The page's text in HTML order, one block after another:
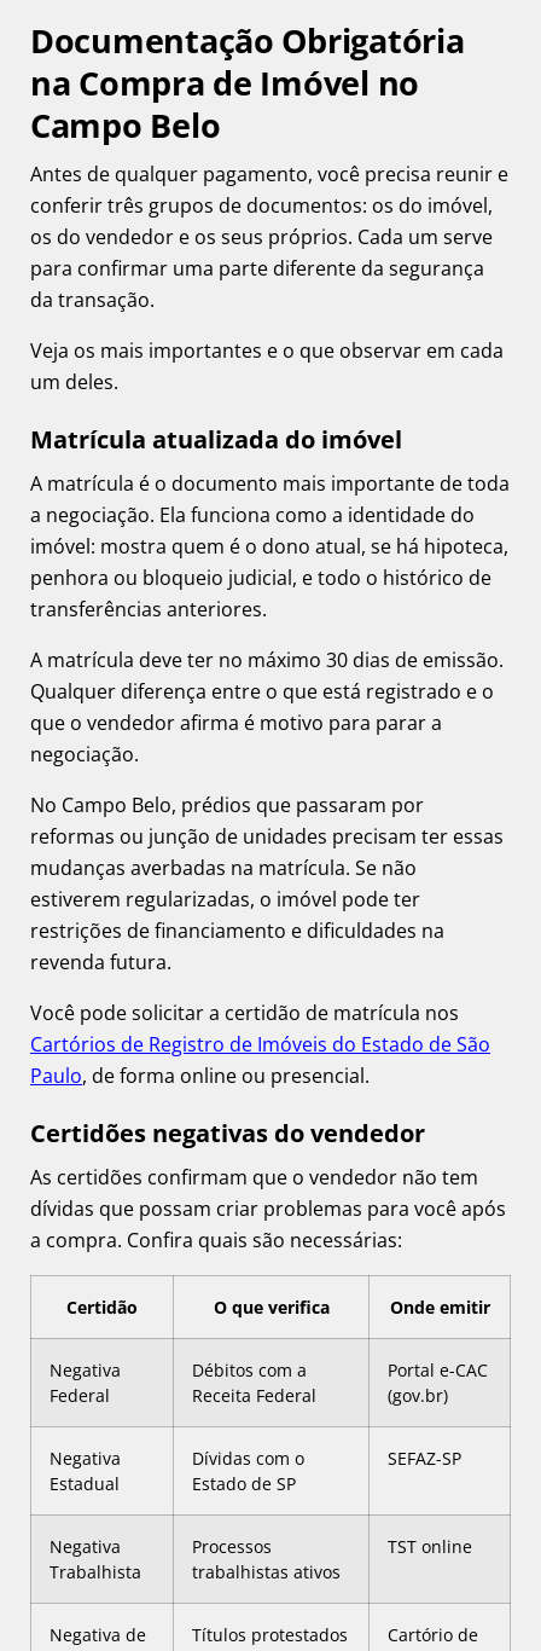
Documentação Obrigatória
na Compra de Imóvel no
Campo Belo
Antes de qualquer pagamento, você precisa reunir e
conferir três grupos de documentos: os do imóvel,
os do vendedor e os seus próprios. Cada um serve
para confirmar uma parte diferente da segurança
da transação.
Veja os mais importantes e o que observar em cada
um deles.
Matrícula atualizada do imóvel
A matrícula é o documento mais importante de toda
a negociação. Ela funciona como a identidade do
imóvel: mostra quem é o dono atual, se há hipoteca,
penhora ou bloqueio judicial, e todo o histórico de
transferências anteriores.
A matrícula deve ter no máximo 30 dias de emissão.
Qualquer diferença entre o que está registrado e o
que o vendedor afirma é motivo para parar a
negociação.
No Campo Belo, prédios que passaram por
reformas ou junção de unidades precisam ter essas
mudanças averbadas na matrícula. Se não
estiverem regularizadas, o imóvel pode ter
restrições de financiamento e dificuldades na
revenda futura.
Você pode solicitar a certidão de matrícula nos
Cartórios de Registro de Imóveis do Estado de São
Paulo, de forma online ou presencial.
Certidões negativas do vendedor
As certidões confirmam que o vendedor não tem
dívidas que possam criar problemas para você após
a compra. Confira quais são necessárias:
Certidão O que verifica Onde emitir
Negativa
Federal
Débitos com a
Receita Federal
Portal e-CAC
(gov.br)
Negativa
Estadual
Dívidas com o
Estado de SP
SEFAZ-SP
Negativa
Trabalhista
Processos
trabalhistas ativos
TST online
Negativa de
Títulos protestados
Cartório de